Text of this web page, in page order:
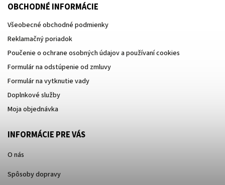
OBCHODNÉ INFORMÁCIE
Všeobecné obchodné podmienky
Reklamačný poriadok
Poučenie o ochrane osobných údajov a používaní cookies
Formulár na odstúpenie od zmluvy
Formulár na vytknutie vady
Doplnkové služby
Moja objednávka
INFORMÁCIE PRE VÁS
O nás
Spôsoby dopravy